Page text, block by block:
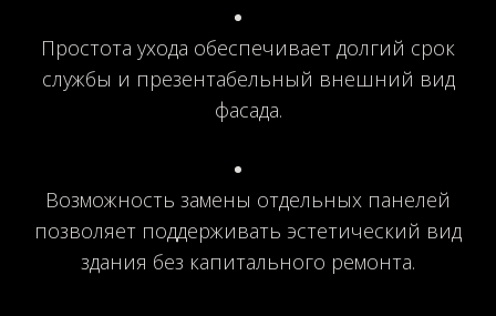
Простота ухода обеспечивает долгий срок
службы и презентабельный внешний вид
фасада.
Возможность замены отдельных панелей
позволяет поддерживать эстетический вид
здания без капитального ремонта.